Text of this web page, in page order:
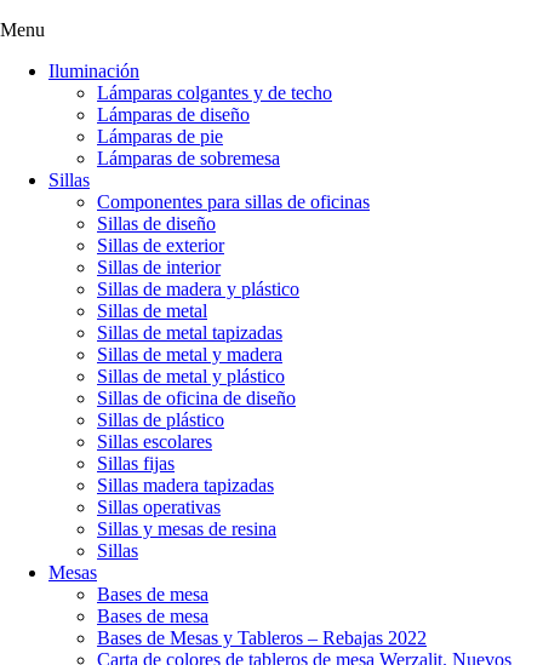
Menu
Iluminación
Lámparas colgantes y de techo
Lámparas de diseño
Lámparas de pie
Lámparas de sobremesa
Sillas
Componentes para sillas de oficinas
Sillas de diseño
Sillas de exterior
Sillas de interior
Sillas de madera y plástico
Sillas de metal
Sillas de metal tapizadas
Sillas de metal y madera
Sillas de metal y plástico
Sillas de oficina de diseño
Sillas de plástico
Sillas escolares
Sillas fijas
Sillas madera tapizadas
Sillas operativas
Sillas y mesas de resina
Sillas
Mesas
Bases de mesa
Bases de mesa
Bases de Mesas y Tableros – Rebajas 2022
Carta de colores de tableros de mesa Werzalit. Nuevos